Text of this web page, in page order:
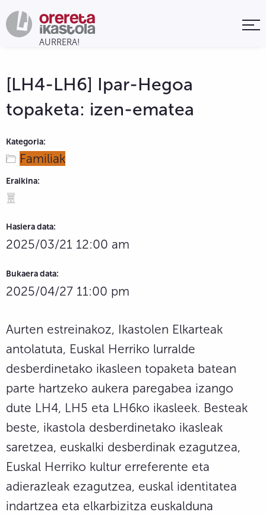
[LH4-LH6] Ipar-Hegoa
topaketa: izen-ematea
Kategoria:
Familiak
Eraikina:
Hasiera data:
2025/03/21 12:00 am
Bukaera data:
2025/04/27 11:00 pm
Aurten estreinakoz, Ikastolen Elkarteak
antolatuta, Euskal Herriko lurralde
desberdinetako ikasleen topaketa batean
parte hartzeko aukera paregabea izango
dute LH4, LH5 eta LH6ko ikasleek. Besteak
beste, ikastola desberdinetako ikasleak
saretzea, euskalki desberdinak ezagutzea,
Euskal Herriko kultur erreferente eta
adierazleak ezagutzea, euskal identitatea
indartzea eta elkarbizitza euskalduna